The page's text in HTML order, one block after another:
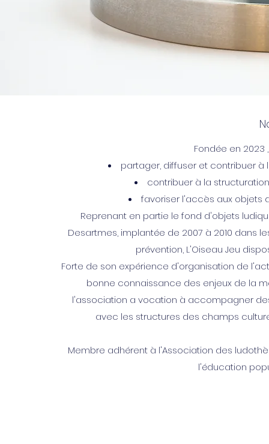
Fondée en 2023
partager, diffuser et contribuer
contribuer à la
favoriser l'accès aux objets
Reprenant en partie le fond d'objets
Desartmes, implantée de 2007 à 2010 dans
prévention, L'Oiseau Jeu
Forte de son expérience d'organisation de
bonne connaissance des enjeux de la
l'association a vocation à accompagner
avec les structures des champs
Membre adhérent à l'Association des
l'éducation